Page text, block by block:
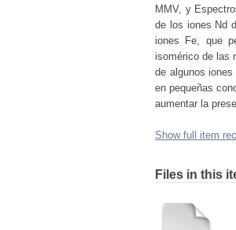
MMV, y
de los iones Nd
iones Fe, que
isomérico de las
de algunos
en pequeñas
aumentar la
Show full item
Files in this